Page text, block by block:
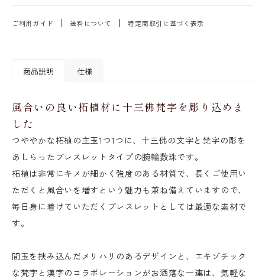
ご利用ガイド 送料について 特定商取引に基づく表示
商品説明 仕様
風合いの良い柘植材に十三佛梵字を彫り込めま
した
つややかな柘植の主玉1つ1つに、十三佛の文字と梵字の彫を
あしらったブレスレットタイプの腕輪数珠です。
柘植は非常にキメが細かく強度のある材質で、長くご使用い
ただくと風合いを増すという魅力も兼ね備えていますので、
毎日身に着けていただくブレスレットとしては最適な素材で
す。
間玉を挟み込んだメリハリのあるデザインと、エキゾチック
な梵字と漢字のコラボレーションがお洒落な一連は、気軽な